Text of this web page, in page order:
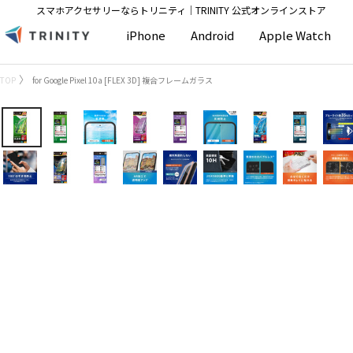
ン
ン
ツ
へ
キ
ッ
プ
スマホアクセサリーならトリニティ│TRINITY 公式オンラインストア
iPhone Android Apple Watch
Trinity
TOP for Google Pixel 10a [FLEX 3D] 複合フレームガラス